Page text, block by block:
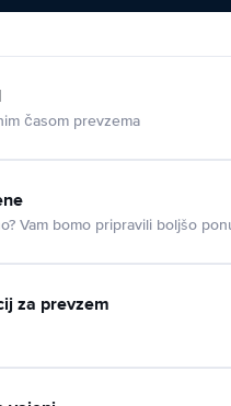
časom prevzema
Vam bomo pripravili boljšo
za prevzem